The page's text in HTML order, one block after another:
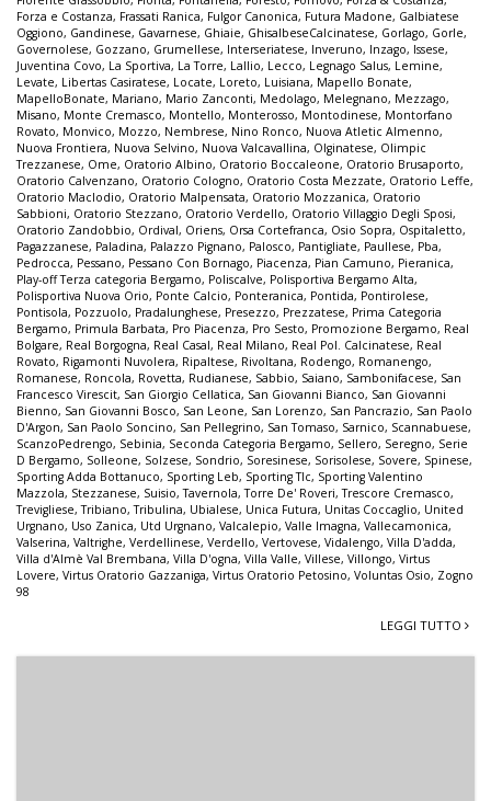
Forza e Costanza, Frassati Ranica, Fulgor Canonica, Futura Madone, Galbiatese
Oggiono, Gandinese, Gavarnese, Ghiaie, GhisalbeseCalcinatese, Gorlago, Gorle,
Governolese, Gozzano, Grumellese, Interseriatese, Inveruno, Inzago, Issese,
Juventina Covo, La Sportiva, La Torre, Lallio, Lecco, Legnago Salus, Lemine,
Levate, Libertas Casiratese, Locate, Loreto, Luisiana, Mapello Bonate,
MapelloBonate, Mariano, Mario Zanconti, Medolago, Melegnano, Mezzago,
Misano, Monte Cremasco, Montello, Monterosso, Montodinese, Montorfano
Rovato, Monvico, Mozzo, Nembrese, Nino Ronco, Nuova Atletic Almenno,
Nuova Frontiera, Nuova Selvino, Nuova Valcavallina, Olginatese, Olimpic
Trezzanese, Ome, Oratorio Albino, Oratorio Boccaleone, Oratorio Brusaporto,
Oratorio Calvenzano, Oratorio Cologno, Oratorio Costa Mezzate, Oratorio Leffe,
Oratorio Maclodio, Oratorio Malpensata, Oratorio Mozzanica, Oratorio
Sabbioni, Oratorio Stezzano, Oratorio Verdello, Oratorio Villaggio Degli Sposi,
Oratorio Zandobbio, Ordival, Oriens, Orsa Cortefranca, Osio Sopra, Ospitaletto,
Pagazzanese, Paladina, Palazzo Pignano, Palosco, Pantigliate, Paullese, Pba,
Pedrocca, Pessano, Pessano Con Bornago, Piacenza, Pian Camuno, Pieranica,
Play-off Terza categoria Bergamo, Poliscalve, Polisportiva Bergamo Alta,
Polisportiva Nuova Orio, Ponte Calcio, Ponteranica, Pontida, Pontirolese,
Pontisola, Pozzuolo, Pradalunghese, Presezzo, Prezzatese, Prima Categoria
Bergamo, Primula Barbata, Pro Piacenza, Pro Sesto, Promozione Bergamo, Real
Bolgare, Real Borgogna, Real Casal, Real Milano, Real Pol. Calcinatese, Real
Rovato, Rigamonti Nuvolera, Ripaltese, Rivoltana, Rodengo, Romanengo,
Romanese, Roncola, Rovetta, Rudianese, Sabbio, Saiano, Sambonifacese, San
Francesco Virescit, San Giorgio Cellatica, San Giovanni Bianco, San Giovanni
Bienno, San Giovanni Bosco, San Leone, San Lorenzo, San Pancrazio, San Paolo
D'Argon, San Paolo Soncino, San Pellegrino, San Tomaso, Sarnico, Scannabuese,
ScanzoPedrengo, Sebinia, Seconda Categoria Bergamo, Sellero, Seregno, Serie
D Bergamo, Solleone, Solzese, Sondrio, Soresinese, Sorisolese, Sovere, Spinese,
Sporting Adda Bottanuco, Sporting Leb, Sporting Tlc, Sporting Valentino
Mazzola, Stezzanese, Suisio,Tavernola,Torre De' Roveri,Trescore Cremasco,
Trevigliese,Tribiano,Tribulina, Ubialese, Unica Futura, Unitas Coccaglio, United
Urgnano, Uso Zanica, Utd Urgnano, Valcalepio, Valle Imagna, Vallecamonica,
Valserina, Valtrighe, Verdellinese, Verdello, Vertovese, Vidalengo, Villa D'adda,
Villa d'Almè Val Brembana, Villa D'ogna, Villa Valle, Villese, Villongo, Virtus
Lovere, Virtus Oratorio Gazzaniga, Virtus Oratorio Petosino, Voluntas Osio, Zogno
98
LEGGI TUTTO